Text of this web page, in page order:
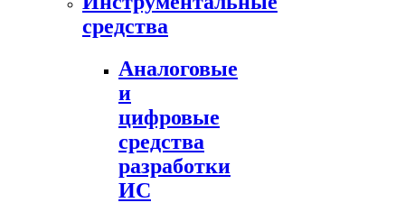
средства
Аналоговые
и
цифровые
средства
разработки
ИС